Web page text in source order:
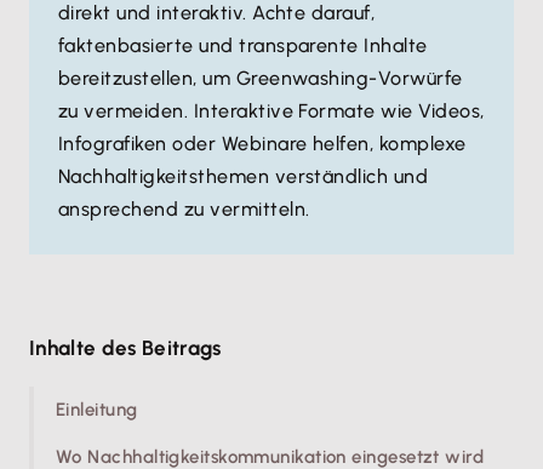
direkt und interaktiv. Achte darauf,
faktenbasierte und transparente Inhalte
bereitzustellen, um Greenwashing-Vorwürfe
zu vermeiden. Interaktive Formate wie Videos,
Infografiken oder Webinare helfen, komplexe
Nachhaltigkeitsthemen verständlich und
ansprechend zu vermitteln.
Inhalte des Beitrags
Einleitung
Wo Nachhaltigkeitskommunikation eingesetzt wird